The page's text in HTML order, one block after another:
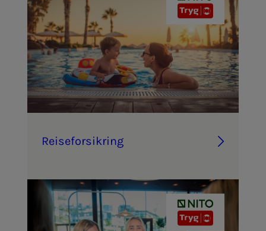
Reise­­­for­­­sik­ring